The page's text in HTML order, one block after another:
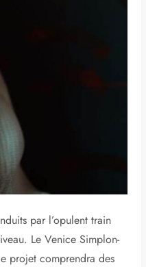
par l’opulent train
Le Venice Simplon-
projet comprendra des